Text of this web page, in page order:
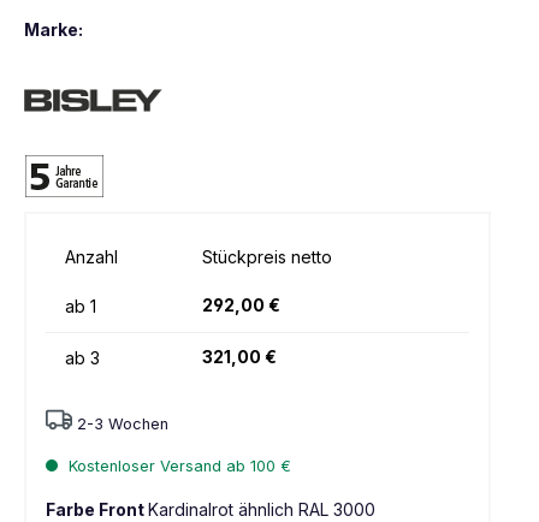
Marke:
Anzahl Stückpreis netto
ab 1 292,00 €
ab 3 321,00 €
2-3 Wochen
Kostenloser Versand ab 100 €
Farbe FrontKardinalrot ähnlich RAL 3000